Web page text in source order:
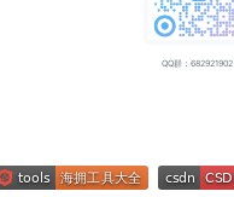
QQ群：682921902